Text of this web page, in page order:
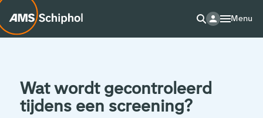
Menu
Wat wordt gecontroleerd
tijdens een screening?